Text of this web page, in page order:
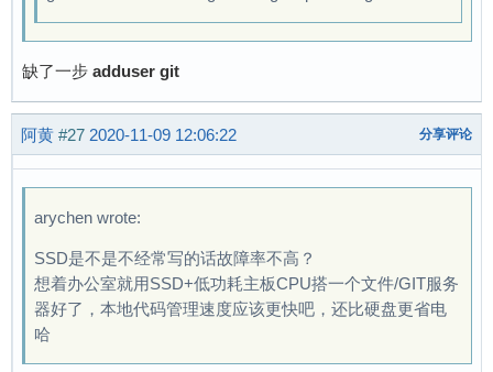
缺了一步 adduser git
阿黄 #27 2020-11-09 12:06:22 分享评论
arychen wrote:
SSD是不是不经常写的话故障率不高？
想着办公室就用SSD+低功耗主板CPU搭一个文件/GIT服务
器好了，本地代码管理速度应该更快吧，还比硬盘更省电
哈